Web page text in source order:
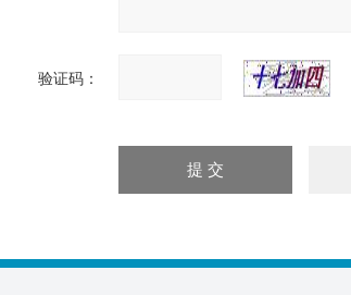
验证码：